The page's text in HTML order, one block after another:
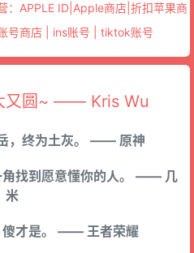
：APPLE ID|Apple商店|折扣苹果商
号商店 | ins账号 | tiktok账号
又圆~ —— Kris Wu
，终为土灰。 —— 原神
角找到愿意懂你的人。 —— 几
米
傻才是。 —— 王者荣耀